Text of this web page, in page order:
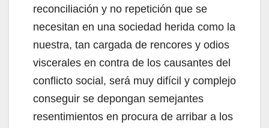
reconciliación y no repetición que se
necesitan en una sociedad herida como la
nuestra, tan cargada de rencores y odios
viscerales en contra de los causantes del
conflicto social, será muy difícil y complejo
conseguir se depongan semejantes
resentimientos en procura de arribar a los